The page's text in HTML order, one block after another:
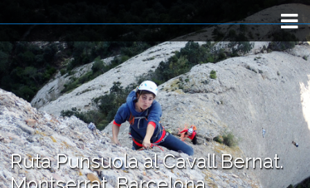
Inicio
TRIP TYPE
Viaje a medida
Fotos
Ruta Punsuola al Cavall Bernat.